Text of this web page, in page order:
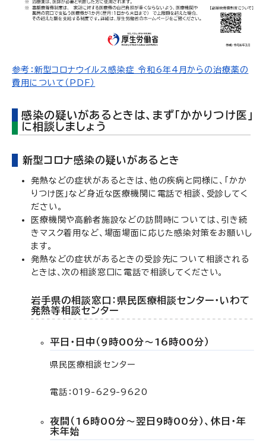
参考：新型コロナウイルス感染症 令和6年4月からの治療薬の
費用について（PDF）
感染の疑いがあるときは、まず「かかりつけ医」
に相談しましょう
新型コロナ感染の疑いがあるとき
発熱などの症状があるときは、他の疾病と同様に、「かか
りつけ医」など身近な医療機関に電話で相談、受診してく
ださい。
医療機関や高齢者施設などの訪問時については、引き続
きマスク着用など、場面場面に応じた感染対策をお願いし
ます。
発熱などの症状があるときの受診先について相談される
ときは、次の相談窓口に電話で相談してください。
岩手県の相談窓口：県民医療相談センター・いわて
発熱等相談センター
平日・日中（9時00分～16時00分）
県民医療相談センター
電話：019-629-9620
夜間（16時00分～翌日9時00分）、休日・年
末年始